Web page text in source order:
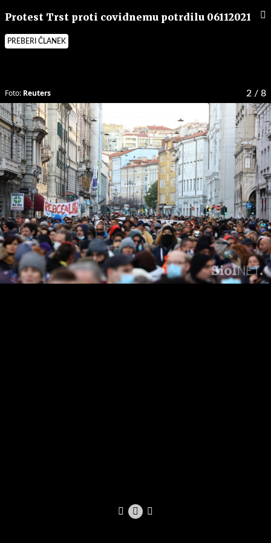
Protest Trst proti covidnemu potrdilu 06112021
PREBERI ČLANEK
2 / 8
Foto: Reuters